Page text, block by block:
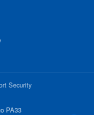
Security